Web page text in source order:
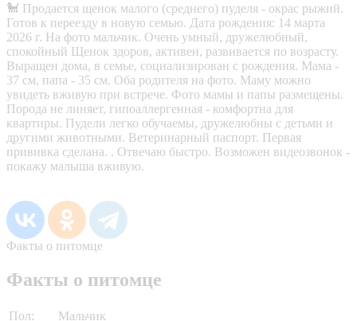
🐩 Продается щенок малого (среднего) пуделя - окрас рыжий.
Готов к переезду в новую семью. Дата рождения: 14 марта
2026 г. На фото мальчик. Очень умный, дружелюбный,
спокойный Щенок здоров, активен, развивается по возрасту.
Выращен дома, в семье, социализирован с рождения. Мама -
37 см, папа - 35 см. Оба родителя на фото. Маму можно
увидеть вживую при встрече. Фото мамы и папы размещены.
Порода не линяет, гипоаллергенная - комфортна для
квартиры. Пудели легко обучаемы, дружелюбны с детьми и
другими животными. Ветеринарный паспорт. Первая
прививка сделана. . Отвечаю быстро. Возможен видеозвонок -
покажу малыша вживую.
Факты о питомце
Факты о питомце
Пол:
Мальчик